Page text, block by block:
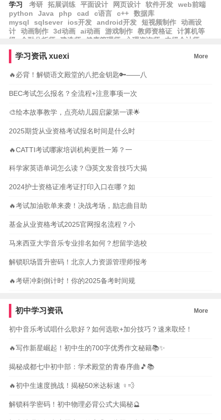
学习 考研 拓展训练 平面设计 网页设计 软件开发
web前端
python
Java php cad c语言 c++
数据库
mysql
sqlsever ios开发 android开发 短视频制作
动画设
计
动画制作 3d动画 ai动画 游戏制作 教师资格证
计算机等
级
金融分析师 建造师 健康管理师 心理咨询师 中级会计师
学习资讯 xuexi More
🔥必背！解锁语文殿堂的八把金钥匙🔑——八
BEC考试怎么报名？全流程+注意事项一次
🎨绘本故事教学，点亮幼儿园启蒙第一课🌟
2025期货从业资格考试报名时间是什么时
🔥CATTI考试哪家培训机构更胜一筹？一
科学家英语单词怎么读？🧐英文发音技巧大揭
2024护士资格证准考证打印入口在哪？如
🔥考试加油歌单来袭！决战考场，励志曲目助
基金从业资格考试2025官网报名流程？小
马来西亚大学音乐专业排名如何？想留学选校
解锁职场晋升密码！北京人力资源管理师报考
🔥考研冲刺倒计时！你的2025备考时间规
初中学习资讯 More
初中音乐考试唱什么歌好？如何选歌+加分技巧？速来取经！
🔥写作新星崛起！初中生的700字优秀作文秘籍📚✨
揭秘成都七中初中部：学术殿堂的青春序曲🎵📚
🔥初中生速度挑战！揭秘50米达标速 ‍♀️💨
解锁科学密码！初中物理必背公式大揭秘🔮